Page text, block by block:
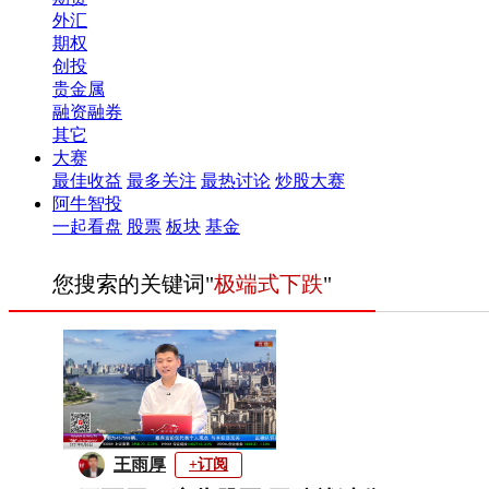
外汇
期权
创投
贵金属
融资融券
其它
大赛
最佳收益 最多关注 最热讨论 炒股大赛
阿牛智投
一起看盘 股票 板块 基金
您搜索的关键词"极端式下跌"
王雨厚 +订阅